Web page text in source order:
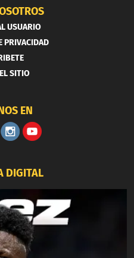
USUARIO
PRIVACIDAD
SITIO
EN
DIGITAL